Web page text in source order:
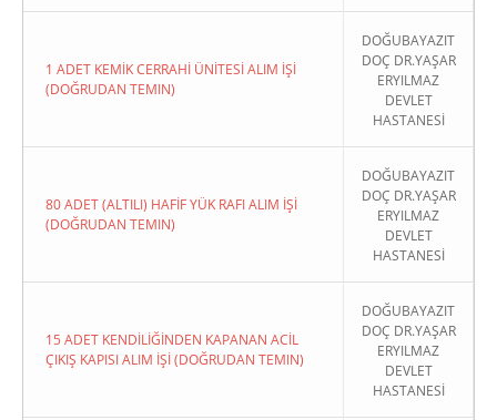
1 ADET KEMİK CERRAHİ ÜNİTESİ ALIM İŞİ
(DOĞRUDAN TEMIN)
DOĞUBAYAZIT
DOÇ DR.YAŞAR
ERYILMAZ
DEVLET
HASTANESİ
80 ADET (ALTILI) HAFİF YÜK RAFI ALIM İŞİ
(DOĞRUDAN TEMIN)
DOĞUBAYAZIT
DOÇ DR.YAŞAR
ERYILMAZ
DEVLET
HASTANESİ
15 ADET KENDİLİĞİNDEN KAPANAN ACİL
ÇIKIŞ KAPISI ALIM İŞİ (DOĞRUDAN TEMIN)
DOĞUBAYAZIT
DOÇ DR.YAŞAR
ERYILMAZ
DEVLET
HASTANESİ